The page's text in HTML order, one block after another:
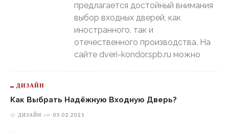
предлагается достойный внимания
выбор входных дверей, как
иностранного, так и
отечественного производства. На
сайте dveri-kondor.spb.ru можно
ДИЗАЙН
Как Выбрать Надёжную Входную Дверь?
ДИЗАЙН on 05.02.2021